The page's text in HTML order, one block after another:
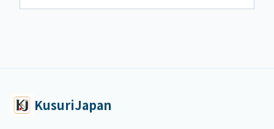
KusuriJapan